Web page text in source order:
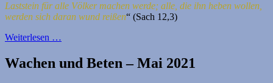
Laststein für alle Völker machen werde; alle, die ihn heben wollen,
werden sich daran wund reißen“ (Sach 12,3)
Weiterlesen …
Wachen und Beten – Mai 2021